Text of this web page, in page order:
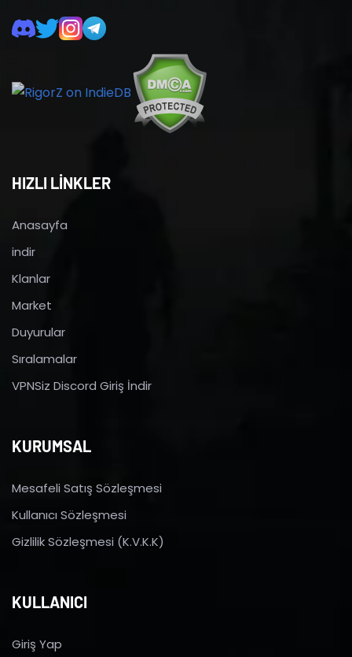
HIZLI LİNKLER
Anasayfa
indir
Klanlar
Market
Duyurular
Sıralamalar
VPNSiz Discord Giriş İndir
KURUMSAL
Mesafeli Satış Sözleşmesi
Kullanıcı Sözleşmesi
Gizlilik Sözleşmesi (K.V.K.K)
KULLANICI
Giriş Yap